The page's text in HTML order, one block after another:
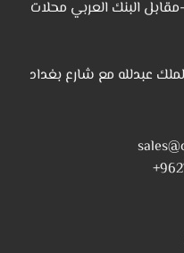
-مقابل البنك العربي محلات
شارع الملك عبدلله مع شارع بغداد